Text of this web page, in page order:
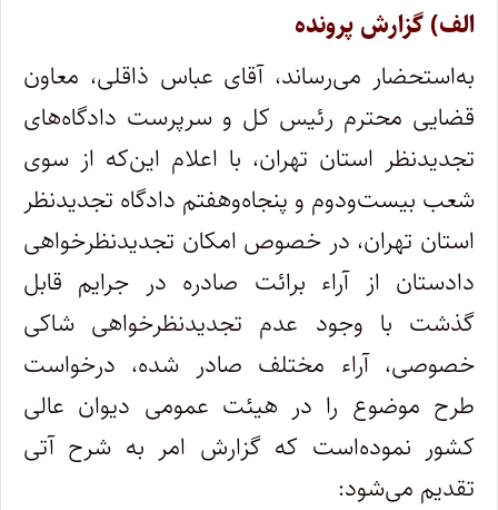
الف) گزارش پرونده
به‌استحضار می‌رساند، آقای عباس ذاقلی، معاون
قضایی محترم رئیس کل و سرپرست دادگاه‌های
تجدیدنظر استان تهران، با اعلام این‌که از سوی
شعب بیست‌ودوم و پنجاه‌وهفتم دادگاه‌ تجدیدنظر
استان تهران، در خصوص امکان تجدیدنظرخواهی
دادستان از آراء برائت صادره در جرایم قابل
گذشت با وجود عدم تجدیدنظرخواهی شاکی
خصوصی، آراء مختلف صادر شده، درخواست
طرح موضوع را در هیئت عمومی دیوان عالی
کشور نموده‌است که گزارش امر به شرح آتی
تقدیم می‌شود: